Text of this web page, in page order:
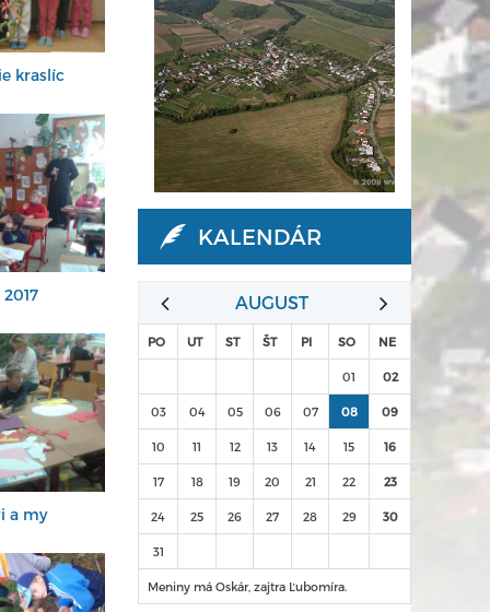
kraslíc
a my
KALENDÁR
AUGUST
PO UT ST ŠT PI SO NE
01 02
03 04 05 06 07 08 09
10 11 12 13 14 15 16
17 18 19 20 21 22 23
24 25 26 27 28 29 30
31
Meniny má Oskár, zajtra Ľubomíra.